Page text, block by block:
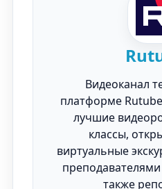
Видеоканал
платформе
лучшие
классы,
виртуальные
также